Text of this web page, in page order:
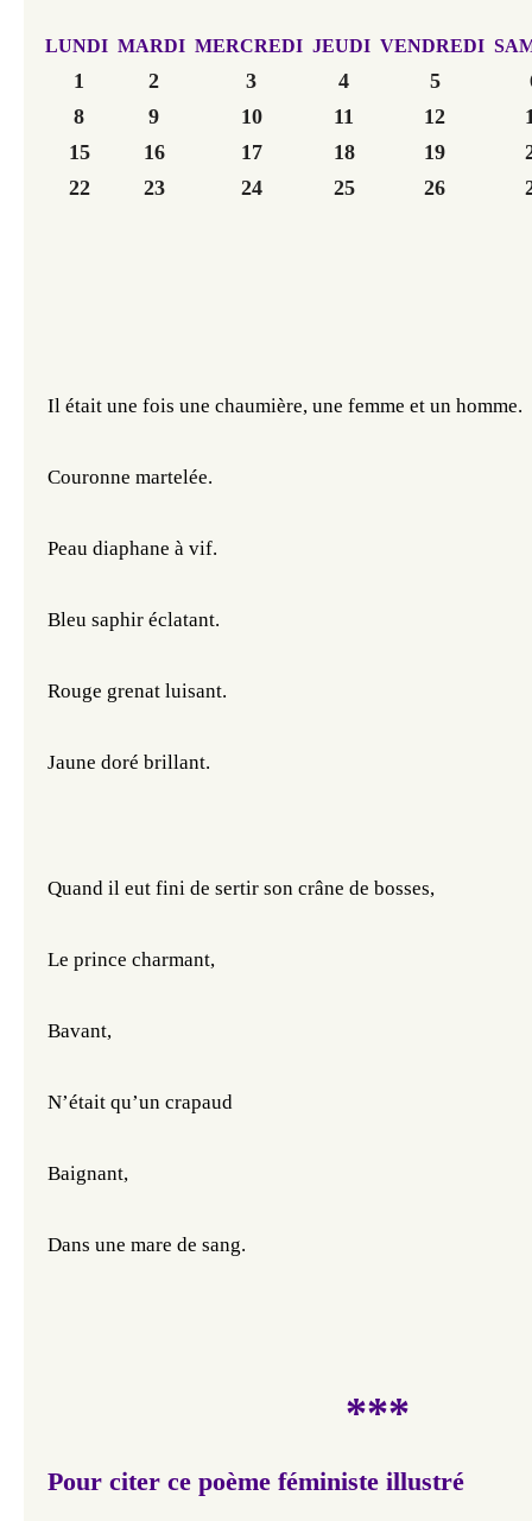
LUNDI MARDI MERCREDI JEUDI VENDREDI
1 2 3 4 5
8
9 10 11 12
15
16 17 18 19
22
23 24 25 26
Il était une fois une chaumière, une femme et un homme.
Couronne martelée.
Peau diaphane à vif.
Bleu saphir éclatant.
Rouge grenat luisant.
Jaune doré brillant.
Quand il eut fini de sertir son crâne de bosses,
Le prince charmant,
Bavant,
N’était qu’un crapaud
Baignant,
Dans une mare de sang.
***
Pour citer ce poème féministe illustré